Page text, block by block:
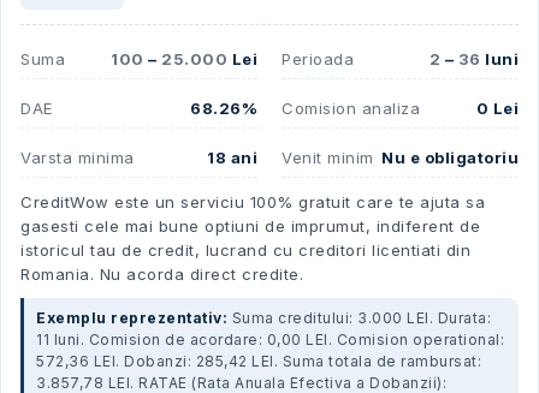
Suma 100 – 25.000 Lei Perioada 2 – 36 luni
DAE 68.26% Comision analiza 0 Lei
Varsta minima 18 ani Venit minim Nu e obligatoriu
CreditWow este un serviciu 100% gratuit care te ajuta sa
gasesti cele mai bune optiuni de imprumut, indiferent de
istoricul tau de credit, lucrand cu creditori licentiati din
Romania. Nu acorda direct credite.
Exemplu reprezentativ: Suma creditului: 3.000 LEI. Durata:
11 luni. Comision de acordare: 0,00 LEI. Comision operational:
572,36 LEI. Dobanzi: 285,42 LEI. Suma totala de rambursat:
3.857,78 LEI. RATAE (Rata Anuala Efectiva a Dobanzii):